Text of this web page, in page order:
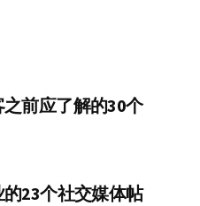
前应了解的30个
23个社交媒体帖